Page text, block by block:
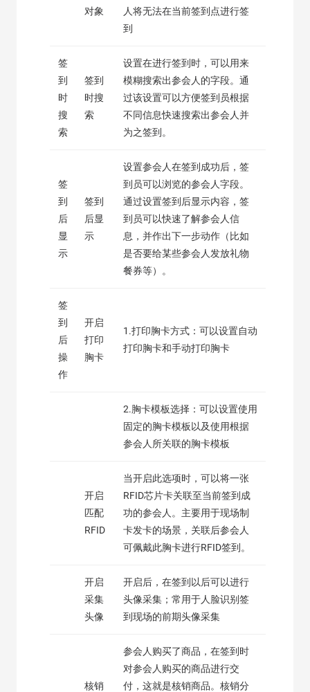
对象
人将无法在当前签到点进行签
到
签
到
时
搜
索
签到
时搜
索
设置在进行签到时，可以用来
模糊搜索出参会人的字段。通
过该设置可以方便签到员根据
不同信息快速搜索出参会人并
为之签到。
签
到
后
显
示
签到
后显
示
设置参会人在签到成功后，签
到员可以浏览的参会人字段。
通过设置签到后显示内容，签
到员可以快速了解参会人信
息，并作出下一步动作（比如
是否要给某些参会人发放礼物
餐券等）。
签
到
后
操
作
开启
打印
胸卡
1.打印胸卡方式：可以设置自动
打印胸卡和手动打印胸卡
2.胸卡模板选择：可以设置使用
固定的胸卡模板以及使用根据
参会人所关联的胸卡模板
开启
匹配
RFID
当开启此选项时，可以将一张
RFID芯片卡关联至当前签到成
功的参会人。主要用于现场制
卡发卡的场景，关联后参会人
可佩戴此胸卡进行RFID签到。
开启
采集
头像
开启后，在签到以后可以进行
头像采集；常用于人脸识别签
到现场的前期头像采集
核销
参会人购买了商品，在签到时
对参会人购买的商品进行交
付，这就是核销商品。核销分